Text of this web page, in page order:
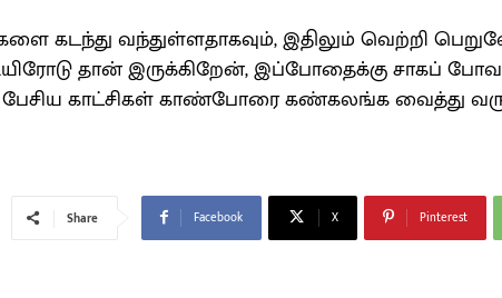
கடந்து வந்துள்ளதாகவும், இதிலும் வெற்றி
தான் இருக்கிறேன், இப்போதைக்கு சாகப்
பேசிய காட்சிகள் காண்போரை கண்கலங்க வைத்து
Share Facebook X Pinterest